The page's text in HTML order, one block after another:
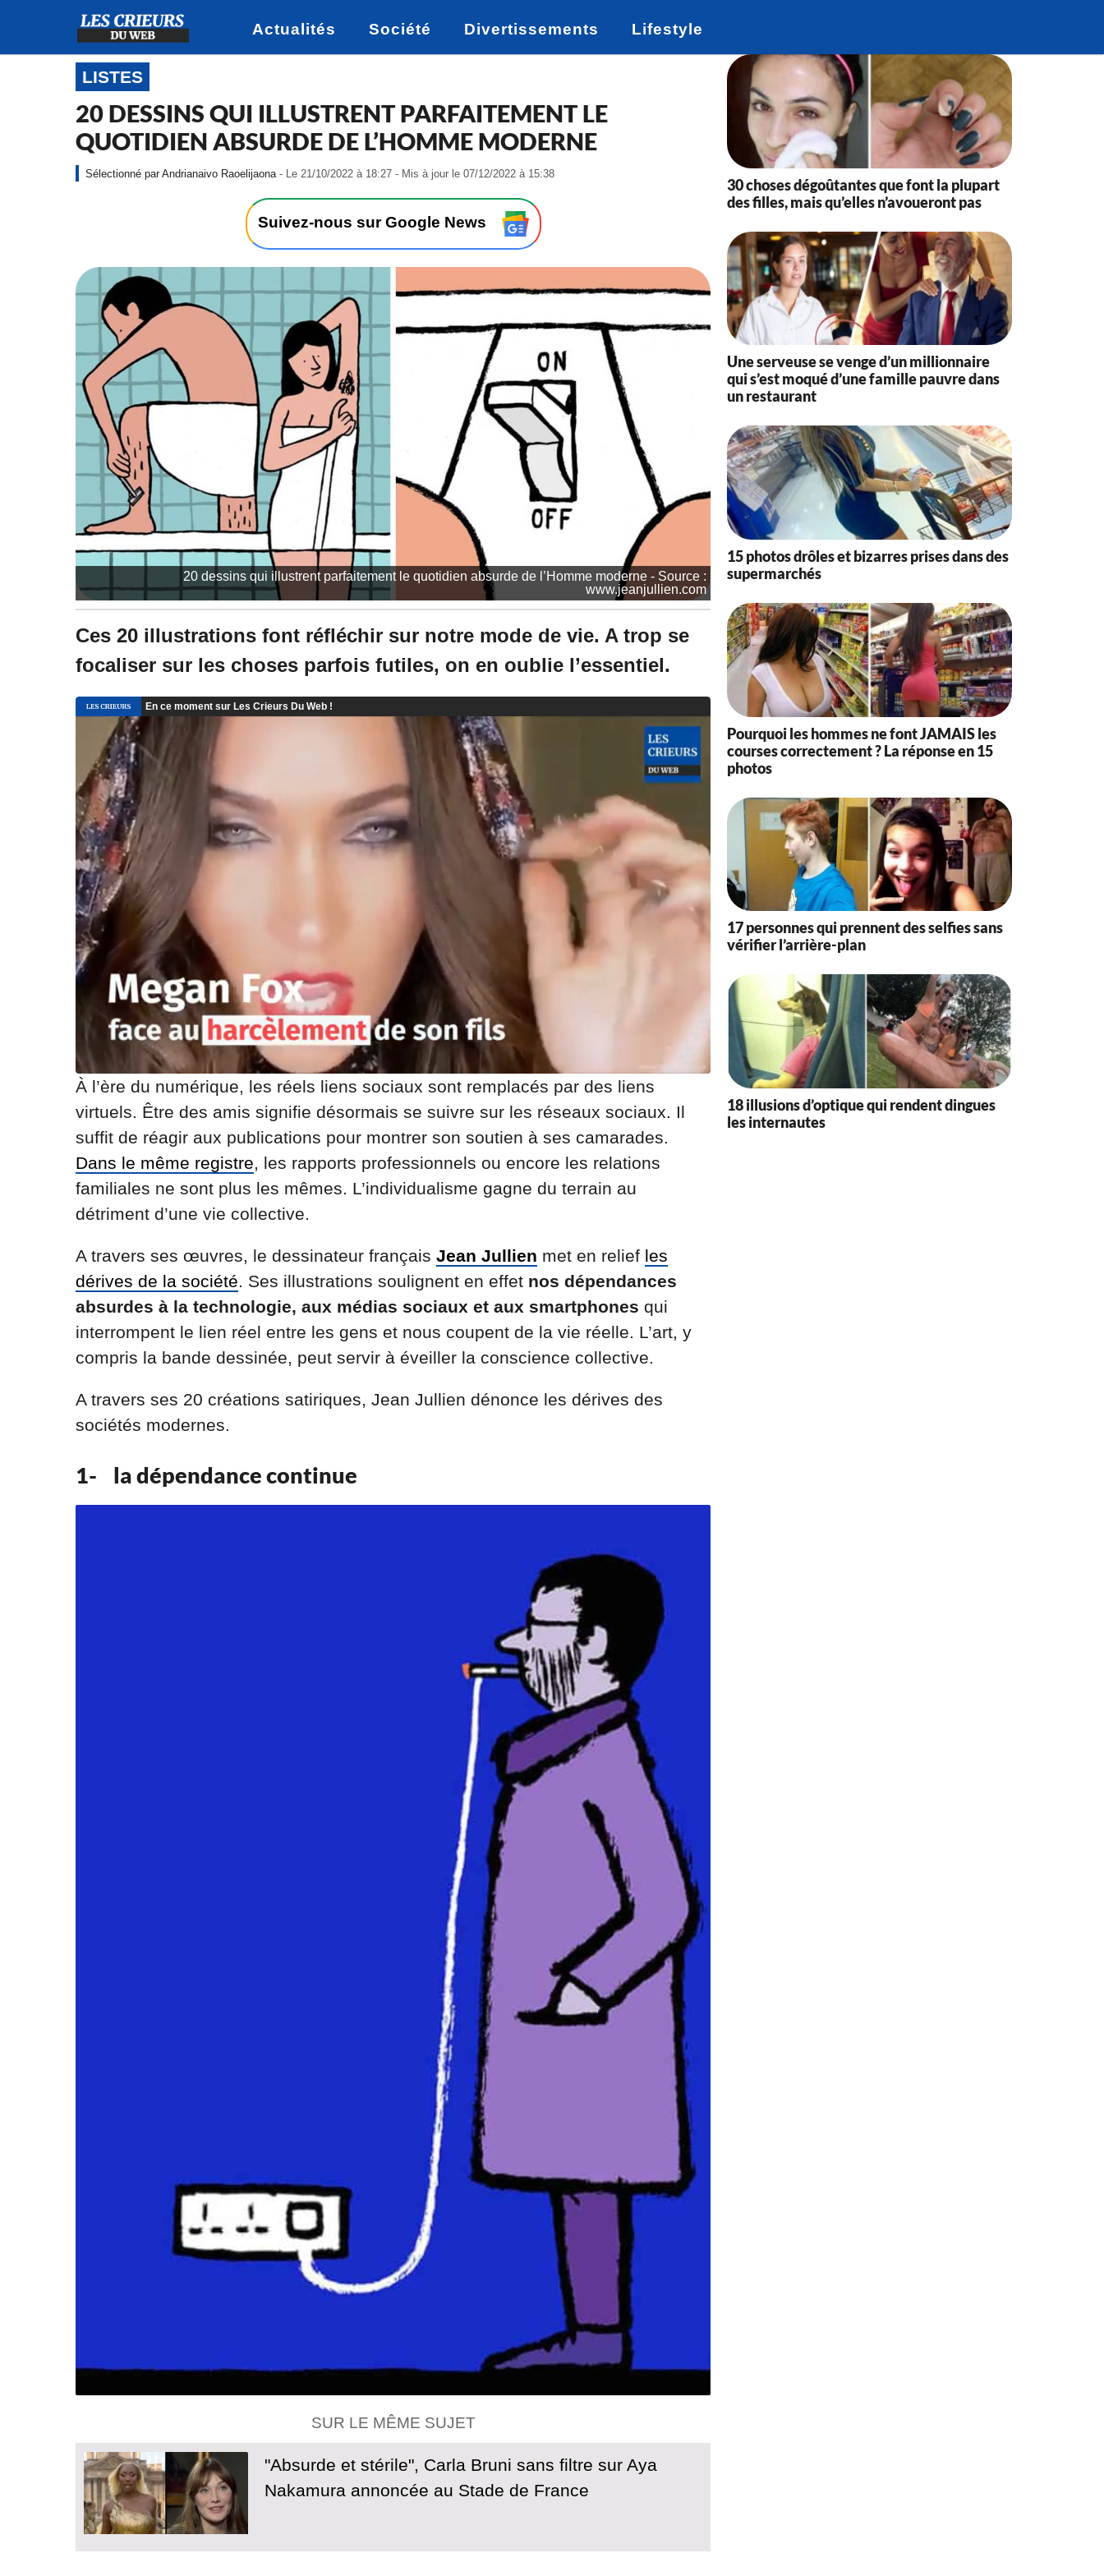
Actualités Société Divertissements Lifestyle
LISTES
20 DESSINS QUI ILLUSTRENT PARFAITEMENT LE
QUOTIDIEN ABSURDE DE L’HOMME MODERNE
Andrianaivo Raoelijaona - Le 21/10/2022 à 18:27 - Mis à jour le 07/12/2022 à 15:38
1
/
0
2
à
8
2
i
s
à
o
u
l
0
/
/
1
5
3
8
Suivez-nous sur Google News
20 dessins qui illustrent parfaitement le quotidien absurde de l’Homme moderne - Source :
www.jeanjullien.com
Ces 20 illustrations font réfléchir sur notre mode de vie. A trop se
focaliser sur les choses parfois futiles, on en oublie l’essentiel.
À l’ère du numérique, les réels liens sociaux sont remplacés par des liens
virtuels. Être des amis signifie désormais se suivre sur les réseaux sociaux. Il
suffit de réagir aux publications pour montrer son soutien à ses camarades.
Dans le même registre, les rapports professionnels ou encore les relations
familiales ne sont plus les mêmes. L’individualisme gagne du terrain au
détriment d’une vie collective.
A travers ses œuvres, le dessinateur français Jean Jullien met en relief les
dérives de la société. Ses illustrations soulignent en effet nos dépendances
absurdes à la technologie, aux médias sociaux et aux smartphones qui
interrompent le lien réel entre les gens et nous coupent de la vie réelle. L’art, y
compris la bande dessinée, peut servir à éveiller la conscience collective.
A travers ses 20 créations satiriques, Jean Jullien dénonce les dérives des
sociétés modernes.
1- la dépendance continue
SUR LE MÊME SUJET
"Absurde et stérile", Carla Bruni sans filtre sur Aya
Nakamura annoncée au Stade de France
30 choses dégoûtantes que font la plupart
des filles, mais qu’elles n’avoueront pas
Une serveuse se venge d’un millionnaire
qui s’est moqué d’une famille pauvre dans
un restaurant
15 photos drôles et bizarres prises dans des
supermarchés
Pourquoi les hommes ne font JAMAIS les
courses correctement ? La réponse en 15
photos
17 personnes qui prennent des selfies sans
vérifier l’arrière-plan
18 illusions d’optique qui rendent dingues
les internautes